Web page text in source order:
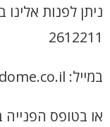
2612211
במייל: info@ecodome.co.il
או בטופס הפנייה